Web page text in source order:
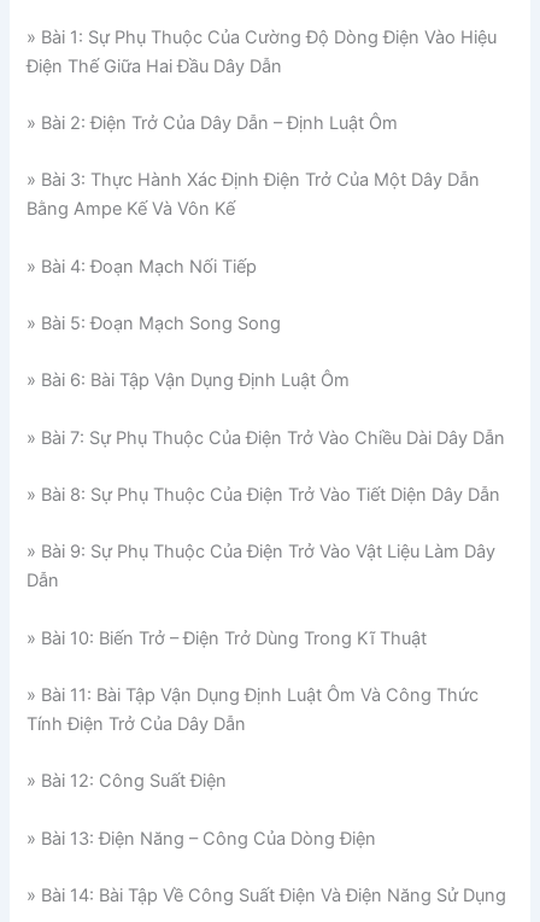
» Bài 1: Sự Phụ Thuộc Của Cường Độ Dòng Điện Vào Hiệu
Điện Thế Giữa Hai Đầu Dây Dẫn
» Bài 2: Điện Trở Của Dây Dẫn – Định Luật Ôm
» Bài 3: Thực Hành Xác Định Điện Trở Của Một Dây Dẫn
Bằng Ampe Kế Và Vôn Kế
» Bài 4: Đoạn Mạch Nối Tiếp
» Bài 5: Đoạn Mạch Song Song
» Bài 6: Bài Tập Vận Dụng Định Luật Ôm
» Bài 7: Sự Phụ Thuộc Của Điện Trở Vào Chiều Dài Dây Dẫn
» Bài 8: Sự Phụ Thuộc Của Điện Trở Vào Tiết Diện Dây Dẫn
» Bài 9: Sự Phụ Thuộc Của Điện Trở Vào Vật Liệu Làm Dây
Dẫn
» Bài 10: Biến Trở – Điện Trở Dùng Trong Kĩ Thuật
» Bài 11: Bài Tập Vận Dụng Định Luật Ôm Và Công Thức
Tính Điện Trở Của Dây Dẫn
» Bài 12: Công Suất Điện
» Bài 13: Điện Năng – Công Của Dòng Điện
» Bài 14: Bài Tập Về Công Suất Điện Và Điện Năng Sử Dụng